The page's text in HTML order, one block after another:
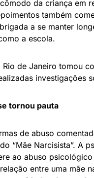
da criança em
também
a se manter
a escola.
Rio de Janeiro tomou
investigações
tornou pauta
de abuso
“Mãe Narcisista”. A
ao abuso
entre uma mãe